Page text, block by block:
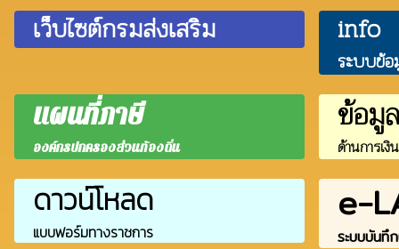
เว็บไซต์กรมส่งเสริม info
ระบบข้
แผนที่ภาษี
องค์กรปกครองส่วนท้องถิ่น
ข้อมูล
ด้านการเ
ดาวน์โหลด
แบบฟอร์มทางราชการ
e-
ระบบบัน